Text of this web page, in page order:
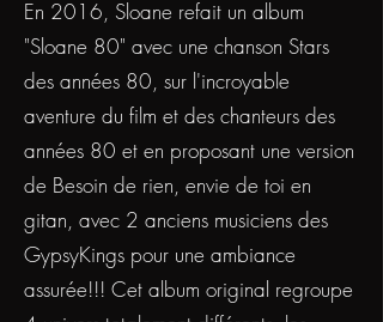
​En 2016, Sloane refait un album
"Sloane 80" avec une chanson Stars
des années 80, sur l'incroyable
aventure du film et des chanteurs des
années 80 et en proposant une version
de Besoin de rien, envie de toi en
gitan, avec 2 anciens musiciens des
GypsyKings pour une ambiance
assurée!!! Cet album original regroupe